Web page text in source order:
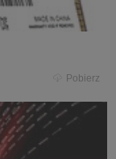
Pobierz